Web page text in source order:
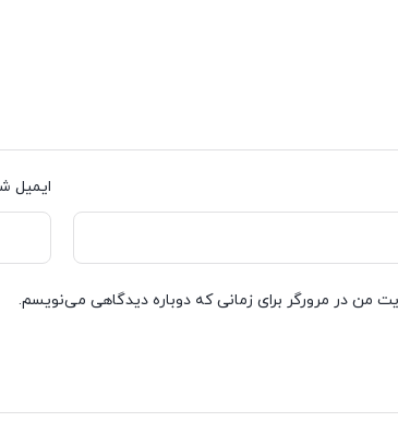
ایمیل
من در مرورگر برای زمانی که دوباره دیدگاهی می‌نویسم.